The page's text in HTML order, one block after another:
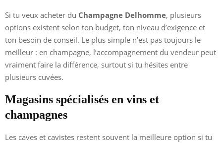
Si tu veux acheter du Champagne Delhomme, plusieurs
options existent selon ton budget, ton niveau d’exigence et
ton besoin de conseil. Le plus simple n’est pas toujours le
meilleur : en champagne, l’accompagnement du vendeur peut
vraiment faire la différence, surtout si tu hésites entre
plusieurs cuvées.
Magasins spécialisés en vins et
champagnes
Les caves et cavistes restent souvent la meilleure option si tu